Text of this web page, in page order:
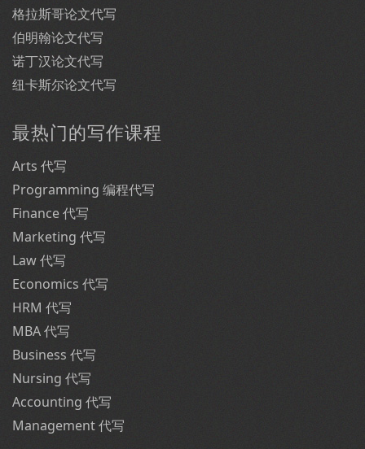
格拉斯哥论文代写
伯明翰论文代写
诺丁汉论文代写
纽卡斯尔论文代写
最热门的写作课程
Arts 代写
Programming 编程代写
Finance 代写
Marketing 代写
Law 代写
Economics 代写
HRM 代写
MBA 代写
Business 代写
Nursing 代写
Accounting 代写
Management 代写